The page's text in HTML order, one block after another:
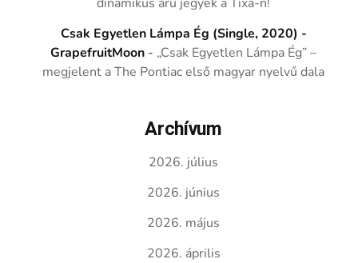
Csak Egyetlen Lámpa Ég (Single, 2020) -
GrapefruitMoon - „Csak Egyetlen Lámpa Ég” –
megjelent a The Pontiac első magyar nyelvű dala
Archívum
2026. július
2026. június
2026. május
2026. április